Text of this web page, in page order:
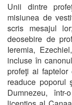
Unii dintre
misiunea de
scris mesajul
deosebire de
Ieremia,
incluse în
profeţi ai
readuce poporul
Dumnezeu,